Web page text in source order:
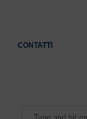
CONTATTI